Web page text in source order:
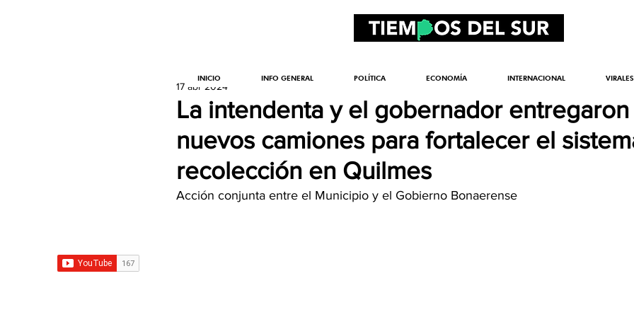
La intendenta y el gobernador entregaron
nuevos camiones para fortalecer el
recolección en Quilmes
17 abr 2024
Acción conjunta entre el Municipio y el Gobierno Bonaerense
INICIO INFO GENERAL POLÍTICA ECONOMÍA INTERNACIONAL VIRALES